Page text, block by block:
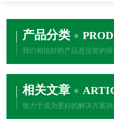
产品分类
我们相信好的产品是信誉的保
相关文章
致力于成为更好的解决方案供